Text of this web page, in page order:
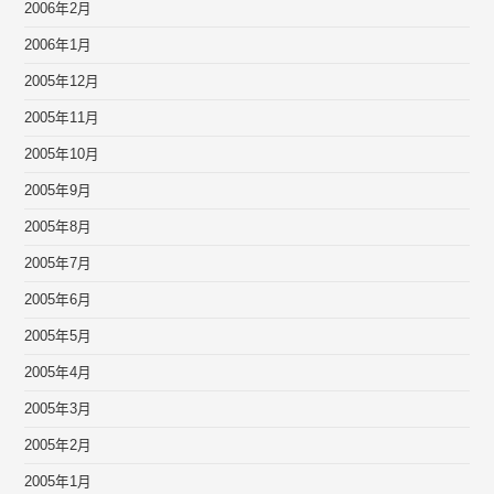
2006年2月
2006年1月
2005年12月
2005年11月
2005年10月
2005年9月
2005年8月
2005年7月
2005年6月
2005年5月
2005年4月
2005年3月
2005年2月
2005年1月